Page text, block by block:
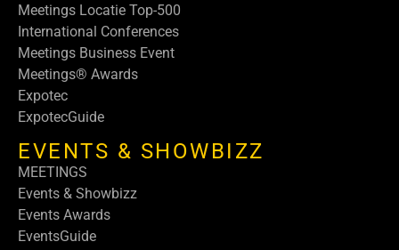
Meetings Locatie Top-500
International Conferences
Meetings Business Event
Meetings® Awards
Expotec
ExpotecGuide
EVENTS & SHOWBIZZ
MEETINGS
Events & Showbizz
Events Awards
EventsGuide